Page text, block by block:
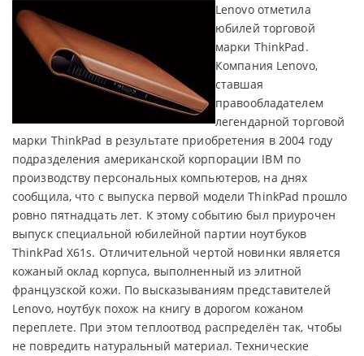
Lenovo отметила
юбилей торговой
марки ThinkPad.
Компания Lenovo,
ставшая
правообладателем
легендарной торговой
марки ThinkPad в результате приобретения в 2004 году
подразделения американской корпорации IBM по
производству персональных компьютеров, на днях
сообщила, что с выпуска первой модели ThinkPad прошло
ровно пятнадцать лет. К этому событию был приурочен
выпуск специальной юбилейной партии ноутбуков
ThinkPad X61s. Отличительной чертой новинки является
кожаный оклад корпуса, выполненный из элитной
французской кожи. По высказываниям представителей
Lenovo, ноутбук похож на книгу в дорогом кожаном
переплете. При этом теплоотвод распределён так, чтобы
не повредить натуральный материал. Технические